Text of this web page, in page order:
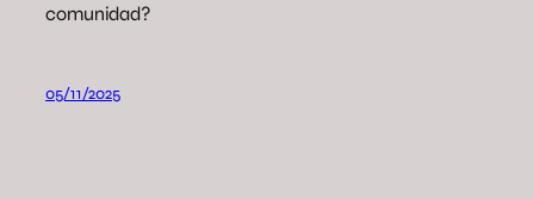
comunidad?
05/11/2025